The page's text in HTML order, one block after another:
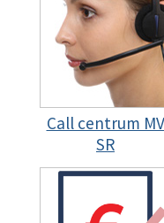
Call centrum MV
SR